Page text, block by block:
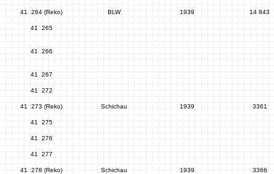
41 264 (Reko) BLW 1939 14 843
41 265
41 266
41 267
41 272
41 273 (Reko) Schichau 1939 3361
41 275
41 276
41 277
41 278 (Reko) Schichau 1939 3366